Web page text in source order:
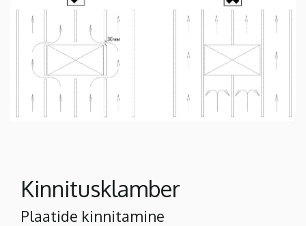
Kinnitusklamber
Plaatide kinnitamine